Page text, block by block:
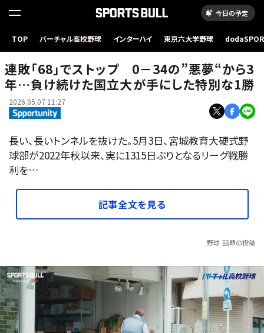
今日の予定
TOP バーチャル高校野球 インターハイ 東京六大学野球
連敗「68」でストップ 0－34の”悪夢“から3
年…負け続けた国立大が手にした特別な1勝
2026.05.07 11:27
長い、長いトンネルを抜けた――。5月3日、宮城教育大硬式野
球部が2022年秋以来、実に1315日ぶりとなるリーグ戦勝
利を…
記事全文を見る
野球 話題の投稿